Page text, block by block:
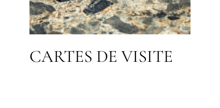
CARTES DE VISITE